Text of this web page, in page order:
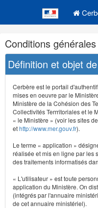
Navigation
et
outils
annexes
Conditions
Définition et objet
Cerbère est le portail
mises en oeuvre par le
Ministère de la Cohésion des
Collectivités Terrritoriales et le
« le Ministère » (voir les sites
ethttp://www.mer.gouv.fr).
Le terme « application »
réalisée et mis en ligne par les
des traitements informatisés
« L'utilisateur » est toute
application du Ministère. On
(intégrés par l'annuaire
de cet annuaire ministériel).